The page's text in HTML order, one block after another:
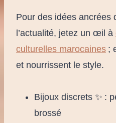
Pour des idées ancrées
l’actualité, jetez un œil à
culturelles marocaines ;
et nourrissent le style.
Bijoux discrets ✨ :
brossé